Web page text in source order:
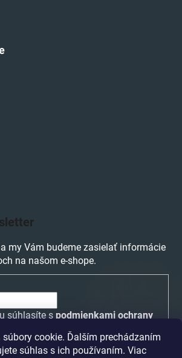
cookie. Ďalším prechádzaním
súhlas s ich používaním. Viac
my Vám budeme zasielať informácie
na našom e-shope.
súhlasíte s podmienkami ochrany